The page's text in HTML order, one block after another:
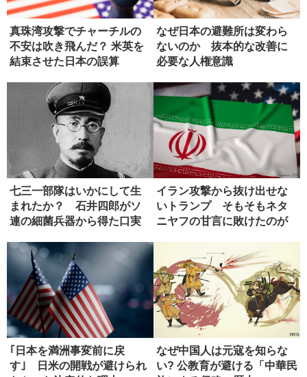
真珠湾攻撃でチャーチルの
不安は吹き飛んだ？ 米英を
結束させた日本の誤算
なぜ日本の避難所は変わら
ないのか 抜本的な改善に
必要な人権意識
七三一部隊はいかにして生
まれたか？ 石井四郎がソ
連の細菌兵器から得た口実
イラン攻撃から抜け出せな
いトランプ そもそもネタ
ニヤフの甘言に敗けたのが
｢日本を満洲事変前に戻
す｣ 日米の開戦が避けられ
なぜ中国人は元寇を知らな
い? 公教育が避ける「中華民